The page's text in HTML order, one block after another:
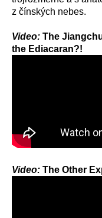
z čínských nebes.
Video: The
the Ediacaran?!
Video: The Other